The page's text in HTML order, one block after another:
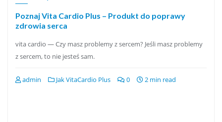
Poznaj Vita Cardio Plus – Produkt do poprawy
zdrowia serca
vita cardio — Czy masz problemy z sercem? Jeśli masz problemy
z sercem, to nie jesteś sam.
admin Jak VitaCardio Plus 0 2 min read